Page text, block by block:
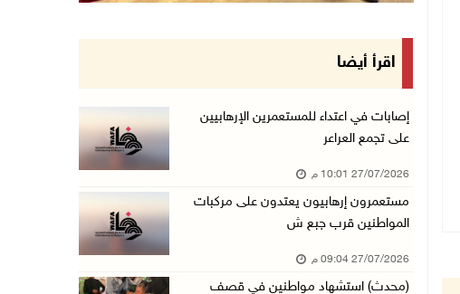
اقرأ أيضا
إصابات في اعتداء للمستعمرين الإرهابيين
على تجمع العراعر
27/07/2026 10:01 م
مستعمرون إرهابيون يعتدون على مركبات
المواطنين قرب جبع ش
27/07/2026 09:04 م
(محدث) استشهاد مواطنين في قصف